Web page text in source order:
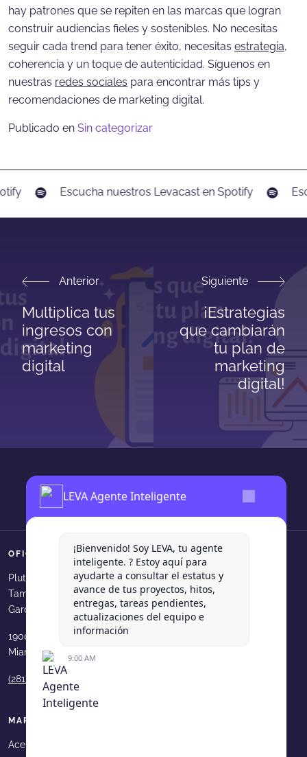
LEVA Agente Inteligente
¡Bienvenido! Soy LEVA, tu agente
inteligente. ? Estoy aquí para
ayudarte a consultar el estatus y
avance de tus proyectos, hitos,
entregas, tareas pendientes,
actualizaciones del equipo e
información
9:00 AM
hay patrones que se repiten en las marcas que logran
construir audiencias fieles y sostenibles. No necesitas
seguir cada trend para tener éxito, necesitas estrategia,
coherencia y un toque de autenticidad. Síguenos en
nuestras redes sociales para encontrar más tips y
recomendaciones de marketing digital.
Publicado en Sin categorizar
Escucha nuestros Levacast en Spotify
Anterior
Multiplica tus
ingresos con
marketing
digital
Siguiente
¡Estrategias
que cambiarán
tu plan de
marketing
digital!
OFICINAS
Plutarco Elias Calles 540, Col.
Tampiquito, San Pedro Garza
García, N.L.
1900 N Bayshore Dr. 33231
Miami, FL, USA
(281) 210 9189
SÍGUENOS
Levadura Agencia en
Levadura Agencia en
Levadura Agencia
Levadura Agencia en youtube
Levadura Agencia en
MAPA DE SITIO
Acerca de Levadura